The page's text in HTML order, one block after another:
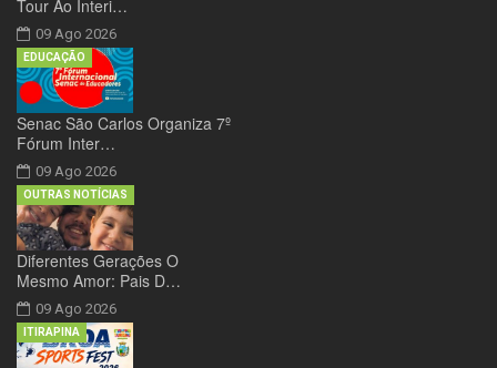
Tour Ao Interi…
09 Ago 2026
Senac São Carlos Organiza 7º
Fórum Inter…
09 Ago 2026
EDUCAÇÃO
Diferentes Gerações O
Mesmo Amor: Pais D…
09 Ago 2026
OUTRAS NOTÍCIAS
ITIRAPINA